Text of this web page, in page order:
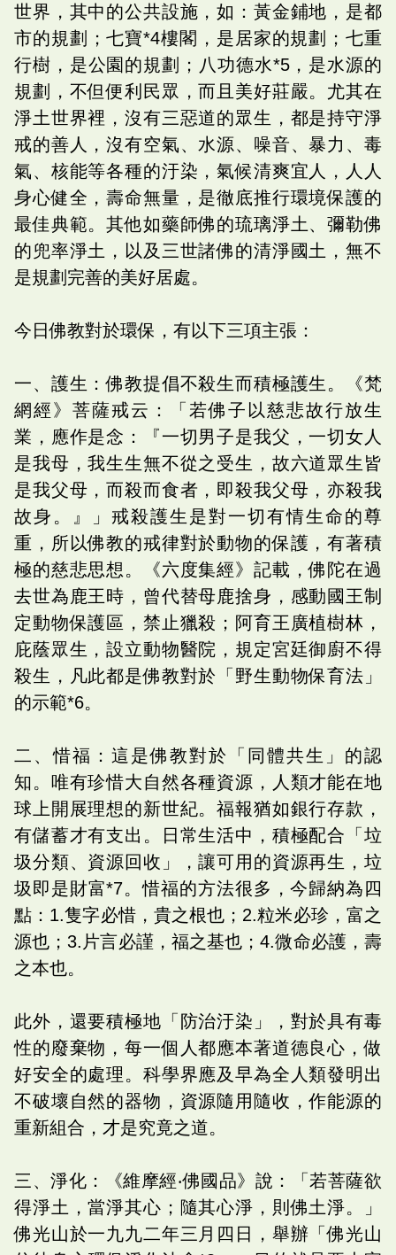
世界，其中的公共設施，如：黃金鋪地，是都
市的規劃；七寶*4樓閣，是居家的規劃；七重
行樹，是公園的規劃；八功德水*5，是水源的
規劃，不但便利民眾，而且美好莊嚴。尤其在
淨土世界裡，沒有三惡道的眾生，都是持守淨
戒的善人，沒有空氣、水源、噪音、暴力、毒
氣、核能等各種的汙染，氣候清爽宜人，人人
身心健全，壽命無量，是徹底推行環境保護的
最佳典範。其他如藥師佛的琉璃淨土、彌勒佛
的兜率淨土，以及三世諸佛的清淨國土，無不
是規劃完善的美好居處。
今日佛教對於環保，有以下三項主張：
一、護生：佛教提倡不殺生而積極護生。《梵
網經》菩薩戒云：「若佛子以慈悲故行放生
業，應作是念：『一切男子是我父，一切女人
是我母，我生生無不從之受生，故六道眾生皆
是我父母，而殺而食者，即殺我父母，亦殺我
故身。』」戒殺護生是對一切有情生命的尊
重，所以佛教的戒律對於動物的保護，有著積
極的慈悲思想。《六度集經》記載，佛陀在過
去世為鹿王時，曾代替母鹿捨身，感動國王制
定動物保護區，禁止獵殺；阿育王廣植樹林，
庇蔭眾生，設立動物醫院，規定宮廷御廚不得
殺生，凡此都是佛教對於「野生動物保育法」
的示範*6。
二、惜福：這是佛教對於「同體共生」的認
知。唯有珍惜大自然各種資源，人類才能在地
球上開展理想的新世紀。福報猶如銀行存款，
有儲蓄才有支出。日常生活中，積極配合「垃
圾分類、資源回收」，讓可用的資源再生，垃
圾即是財富*7。惜福的方法很多，今歸納為四
點：1.隻字必惜，貴之根也；2.粒米必珍，富之
源也；3.片言必謹，福之基也；4.微命必護，壽
之本也。
此外，還要積極地「防治汙染」，對於具有毒
性的廢棄物，每一個人都應本著道德良心，做
好安全的處理。科學界應及早為全人類發明出
不破壞自然的器物，資源隨用隨收，作能源的
重新組合，才是究竟之道。
三、淨化：《維摩經‧佛國品》說：「若菩薩欲
得淨土，當淨其心；隨其心淨，則佛土淨。」
佛光山於一九九二年三月四日，舉辦「佛光山